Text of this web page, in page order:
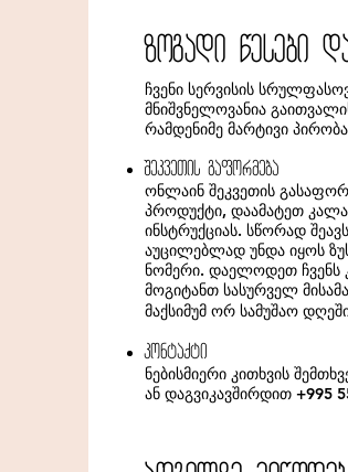
zogadi wesebi
ჩვენი სერვისის
მნიშვნელოვანია
რამდენიმე მარტივი პირობა
SekveTis gaformeba
ონლაინ შეკვეთის
პროდუქტი, დაამატეთ
ინსტრუქციას. სწორად
აუცილებლად უნდა იყოს
ნომერი. დაელოდეთ ჩვენს
მოგიტანთ სასურველ
მაქსიმუმ ორ სამუშაო
kontaqti
ნებისმიერი კითხვის
ან დაგვიკავშირდით ​+995